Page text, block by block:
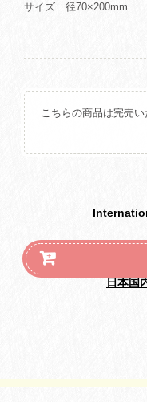
サイズ 径70×200mm
こちらの商品は完売
日本国